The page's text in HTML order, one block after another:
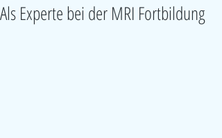
Als Experte bei der MRI Fortbildung